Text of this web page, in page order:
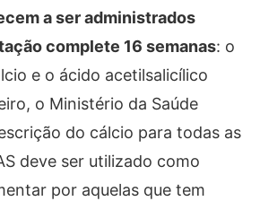
a ser administrados
complete 16 semanas: o
e o ácido acetilsalicílico
o Ministério da Saúde
do cálcio para todas as
deve ser utilizado como
por aquelas que tem